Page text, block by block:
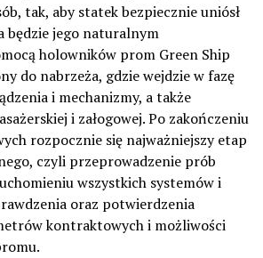
tak, aby statek bezpiecznie uniósł
będzie jego naturalnym
holowników prom Green Ship
do nabrzeża, gdzie wejdzie w fazę
i mechanizmy, a także
i załogowej. Po zakończeniu
rozpocznie się najważniejszy etap
czyli przeprowadzenie prób
wszystkich systemów i
oraz potwierdzenia
kontraktowych i możliwości